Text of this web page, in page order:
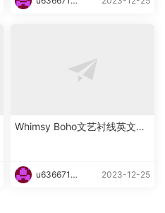
Whimsy Boho文艺衬线英文字
u6366719
2023-12-25